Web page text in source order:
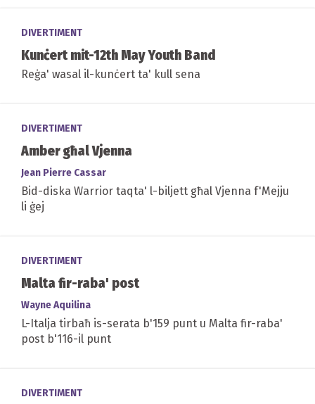
DIVERTIMENT
Kunċert mit-12th May Youth Band
Reġa' wasal il-kunċert ta' kull sena
DIVERTIMENT
Amber għal Vjenna
Jean Pierre Cassar
Bid-diska Warrior taqta' l-biljett għal Vjenna f'Mejju
li ġej
DIVERTIMENT
Malta fir-raba' post
Wayne Aquilina
L-Italja tirbaħ is-serata b'159 punt u Malta fir-raba'
post b'116-il punt
DIVERTIMENT